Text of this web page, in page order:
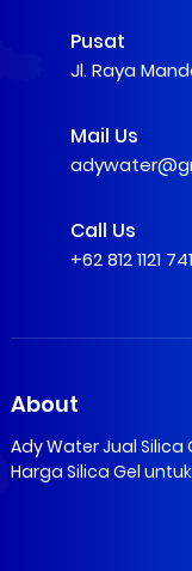
Pusat
Jl. Raya
Mail Us
Call Us
+62 812 1121
About
Ady Water Jual
Harga Silica Gel